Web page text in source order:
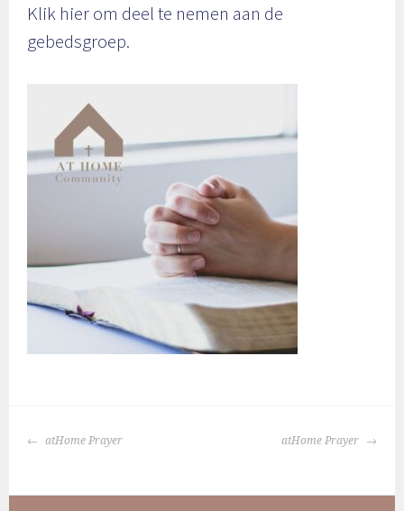
Klik hier om deel te nemen aan de
gebedsgroep.
BERICHTNAVIGATIE
atHome Prayer atHome Prayer